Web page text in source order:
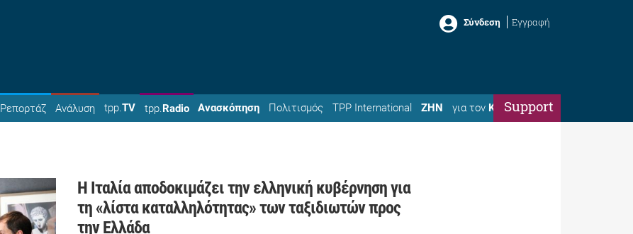
Σύνδεση Εγγραφή
Ρεπορτάζ Ανάλυση tpp.TV tpp.Radio Ανασκόπηση Πολιτισμός TPP International ΖΗΝ για τον ΚώσταSupport
Η Ιταλία αποδοκιμάζει την ελληνική κυβέρνηση για
τη «λίστα καταλληλότητας» των ταξιδιωτών προς
την Ελλάδα